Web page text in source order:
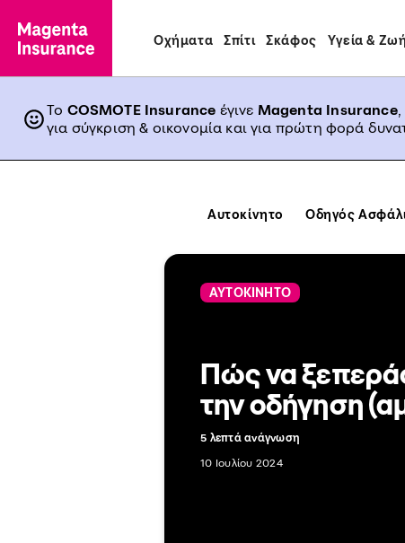
Οχήματα Σπίτι Σκάφος Υγεία & Ζωή
Το COSMOTE Insurance έγινε Magenta Insurance,
για σύγκριση & οικονομία και για πρώτη φορά
Αυτοκίνητο Οδηγός
ΑΥΤΟΚΙΝΗΤΟ
Πώς να
την οδήγηση
5 λεπτά ανάγνωση
10 Ιουλίου 2024